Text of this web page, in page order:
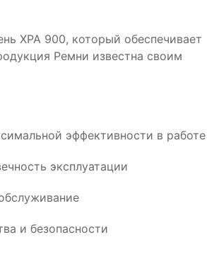
XPA 900, который обеспечивает
Ремни известна своим
эффективности в работе
эксплуатации
и безопасности